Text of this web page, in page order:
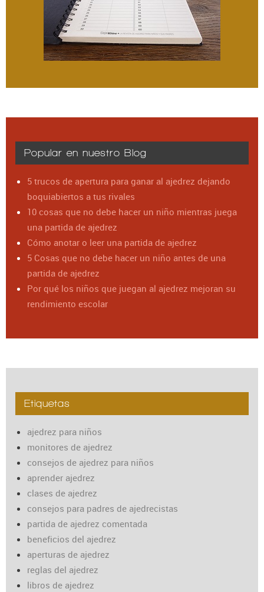
Popular en nuestro Blog
5 trucos de apertura para ganar al ajedrez dejando
boquiabiertos a tus rivales
10 cosas que no debe hacer un niño mientras juega
una partida de ajedrez
Cómo anotar o leer una partida de ajedrez
5 Cosas que no debe hacer un niño antes de una
partida de ajedrez
Por qué los niños que juegan al ajedrez mejoran su
rendimiento escolar
Etiquetas
ajedrez para niños
monitores de ajedrez
consejos de ajedrez para niños
aprender ajedrez
clases de ajedrez
consejos para padres de ajedrecistas
partida de ajedrez comentada
beneficios del ajedrez
aperturas de ajedrez
reglas del ajedrez
libros de ajedrez